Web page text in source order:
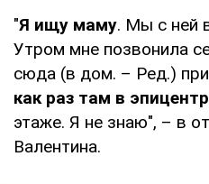
"Я ищу маму. Мы с ней
Утром мне позвонила
сюда (в дом. – Ред.)
как раз там в
этаже. Я не знаю", – в
Валентина.